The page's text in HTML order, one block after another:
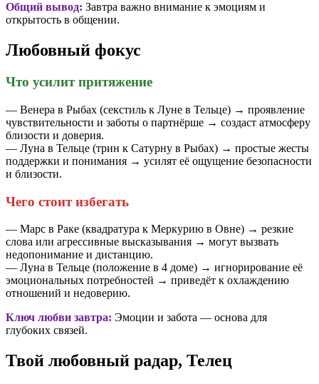
Общий вывод: Завтра важно внимание к эмоциям и
открытость в общении.
Любовный фокус
Что усилит притяжение
— Венера в Рыбах (секстиль к Луне в Тельце) → проявление
чувствительности и заботы о партнёрше → создаст атмосферу
близости и доверия.
— Луна в Тельце (трин к Сатурну в Рыбах) → простые жесты
поддержки и понимания → усилят её ощущение безопасности
и близости.
Чего стоит избегать
— Марс в Раке (квадратура к Меркурию в Овне) → резкие
слова или агрессивные высказывания → могут вызвать
недопонимание и дистанцию.
— Луна в Тельце (положение в 4 доме) → игнорирование её
эмоциональных потребностей → приведёт к охлаждению
отношений и недоверию.
Ключ любви завтра: Эмоции и забота — основа для
глубоких связей.
Твой любовный радар, Телец